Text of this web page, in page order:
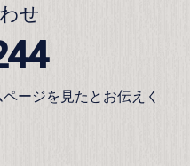
せ
ージを見たとお伝えく